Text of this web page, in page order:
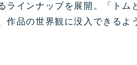
インナップを展開。「トム
品の世界観に没入できるよ